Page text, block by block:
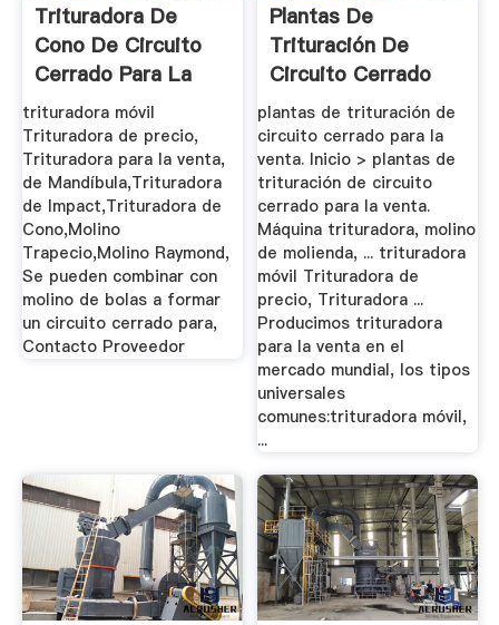
Trituradora De
Cono De Circuito
Cerrado Para La
Venta
trituradora móvil
Trituradora de precio,
Trituradora para la venta,
de Mandíbula,Trituradora
de Impact,Trituradora de
Cono,Molino
Trapecio,Molino Raymond,
Se pueden combinar con
molino de bolas a formar
un circuito cerrado para,
Contacto Proveedor
Plantas De
Trituración De
Circuito Cerrado
Para La Venta
plantas de trituración de
circuito cerrado para la
venta. Inicio > plantas de
trituración de circuito
cerrado para la venta.
Máquina trituradora, molino
de molienda, ... trituradora
móvil Trituradora de
precio, Trituradora ...
Producimos trituradora
para la venta en el
mercado mundial, los tipos
universales
comunes:trituradora móvil,
...